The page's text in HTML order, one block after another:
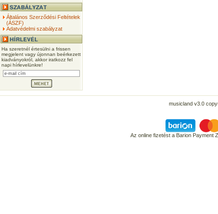
Általános Szerződési Feltételek
(ÁSZF)
Adatvédelmi szabályzat
Ha szeretnél értesülni a frissen
megjelent vagy újonnan beérkezett
kiadványokról, akkor iratkozz fel
napi hírlevelünkre!
musicland v3.0
Az online fizetést a Barion Payment